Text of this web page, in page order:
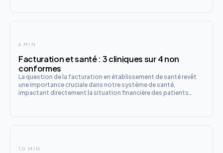
6 MIN
Facturation et santé : 3 cliniques sur 4 non
conformes
La question de la facturation en établissement de santé revêt
une importance cruciale dans notre système de santé,
impactant directement la situation financière des patients
10 MIN